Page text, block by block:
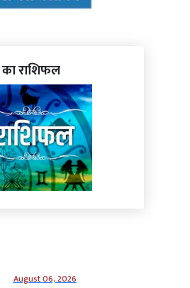
का राशिफल
August 06, 2026